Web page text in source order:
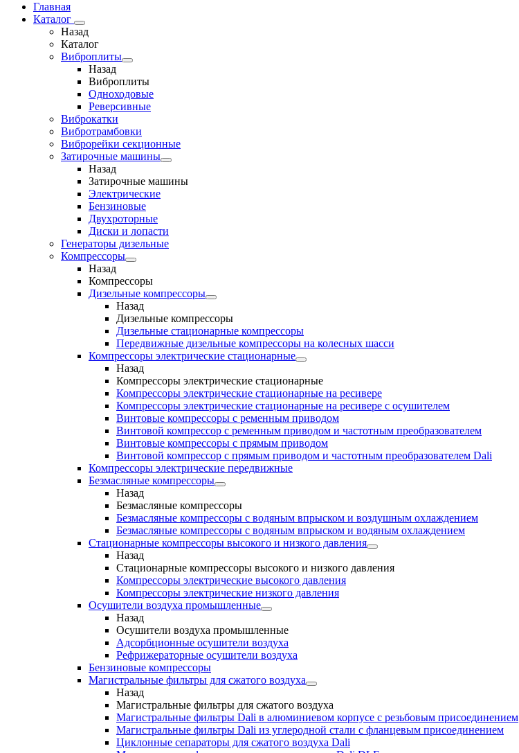
Главная
Каталог
Назад
Каталог
Виброплиты
Назад
Виброплиты
Одноходовые
Реверсивные
Виброкатки
Вибротрамбовки
Виброрейки секционные
Затирочные машины
Назад
Затирочные машины
Электрические
Бензиновые
Двухроторные
Диски и лопасти
Генераторы дизельные
Компрессоры
Назад
Компрессоры
Дизельные компрессоры
Назад
Дизельные компрессоры
Дизельные стационарные компрессоры
Передвижные дизельные компрессоры на колесных шасси
Компрессоры электрические стационарные
Назад
Компрессоры электрические стационарные
Компрессоры электрические стационарные на ресивере
Компрессоры электрические стационарные на ресивере с осушителем
Винтовые компрессоры с ременным приводом
Винтовой компрессор с ременным приводом и частотным преобразователем
Винтовые компрессоры с прямым приводом
Винтовой компрессор с прямым приводом и частотным преобразователем Dali
Компрессоры электрические передвижные
Безмасляные компрессоры
Назад
Безмасляные компрессоры
Безмасляные компрессоры с водяным впрыском и воздушным охлаждением
Безмасляные компрессоры с водяным впрыском и водяным охлаждением
Стационарные компрессоры высокого и низкого давления
Назад
Стационарные компрессоры высокого и низкого давления
Компрессоры электрические высокого давления
Компрессоры электрические низкого давления
Осушители воздуха промышленные
Назад
Осушители воздуха промышленные
Адсорбционные осушители воздуха
Рефрижераторные осушители воздуха
Бензиновые компрессоры
Магистральные фильтры для сжатого воздуха
Назад
Магистральные фильтры для сжатого воздуха
Магистральные фильтры Dali в алюминиевом корпусе с резьбовым присоединением
Магистральные фильтры Dali из углеродной стали с фланцевым присоединением
Циклонные сепараторы для сжатого воздуха Dali